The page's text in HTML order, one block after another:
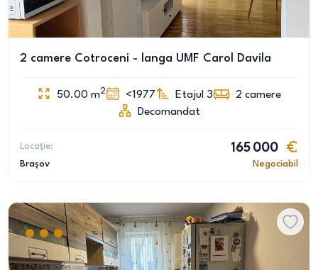
2 camere Cotroceni - langa UMF Carol Davila
50.00 m2 <1977 Etajul 3 2 camere
Decomandat
Locație:
Brașov
165 000
Negociabil